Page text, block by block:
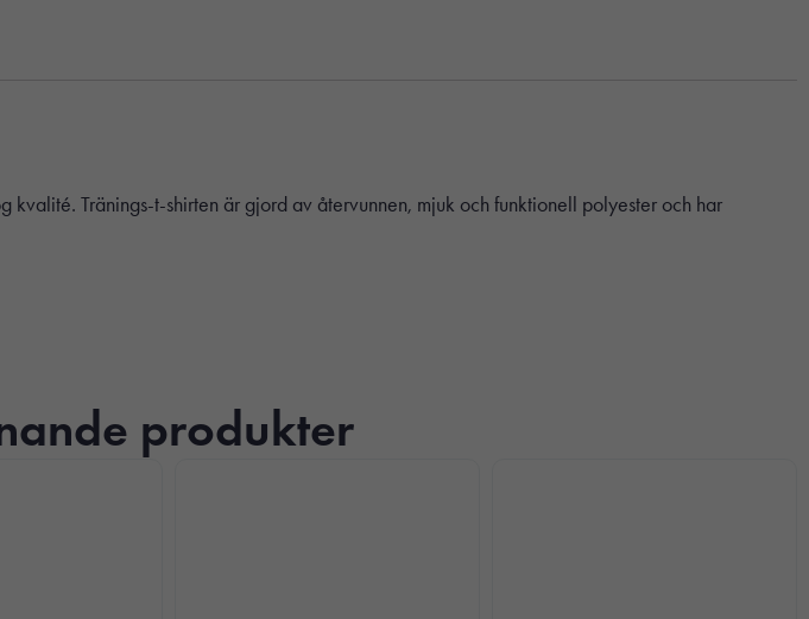
Tränings-t-shirten är gjord av återvunnen, mjuk och funktionell polyester och har
produkter
över huvud
förbättra
hemsidans